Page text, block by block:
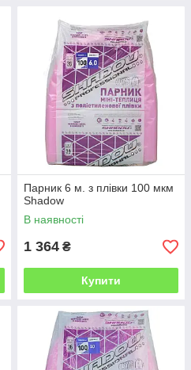
Парник 6 м. з плівки 100 мкм
Shadow
В наявності
1 364 ₴
Купити